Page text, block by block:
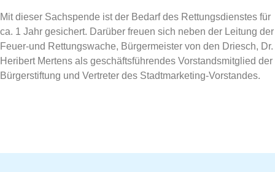
Mit dieser Sachspende ist der Bedarf des Rettungsdienstes für
ca. 1 Jahr gesichert. Darüber freuen sich neben der Leitung der
Feuer-und Rettungswache, Bürgermeister von den Driesch, Dr.
Heribert Mertens als geschäftsführendes Vorstandsmitglied der
Bürgerstiftung und Vertreter des Stadtmarketing-Vorstandes.